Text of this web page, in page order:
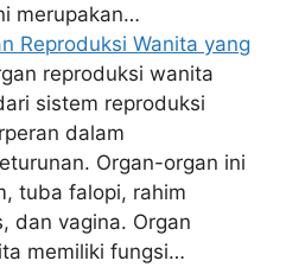
merupakan…
Reproduksi Wanita yang
reproduksi wanita
sistem reproduksi
dalam
Organ-organ ini
tuba falopi, rahim
dan vagina. Organ
memiliki fungsi…